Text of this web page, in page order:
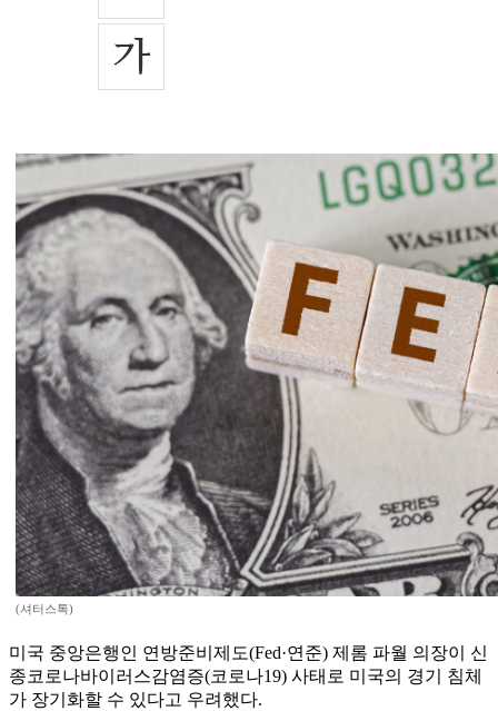
(셔터스톡)
미국 중앙은행인 연방준비제도(Fed·연준) 제롬 파월 의장이 신
종코로나바이러스감염증(코로나19) 사태로 미국의 경기 침체
가 장기화할 수 있다고 우려했다.